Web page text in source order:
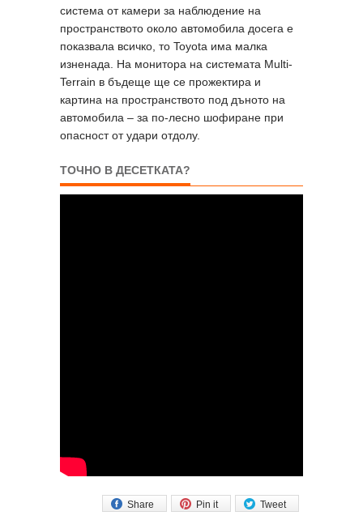
система от камери за наблюдение на
пространството около автомобила досега е
показвала всичко, то Toyota има малка
изненада. На монитора на системата Multi-
Terrain в бъдеще ще се прожектира и
картина на пространството под дъното на
автомобила – за по-лесно шофиране при
опасност от удари отдолу.
ТОЧНО В ДЕСЕТКАТА?
Tweet
Pin it
Share